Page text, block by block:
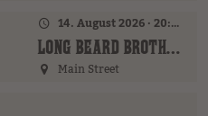
14. August 2026 · 20:00 Uhr
LONG BEARD BROTHERS (AT)
Main Street